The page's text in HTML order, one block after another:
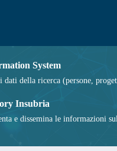
System
dati della ricerca (persone,
Insubria
e dissemina le informazioni